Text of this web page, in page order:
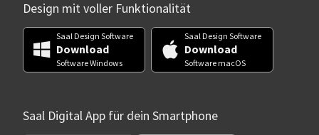
Design mit voller Funktionalität
Saal Design Software
Download
Software Windows
Saal Design Software
Download
Software macOS
Saal Digital App für dein Smartphone